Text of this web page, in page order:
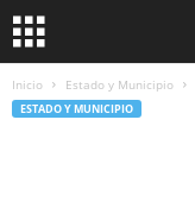
Inicio Estado y Municipio
ESTADO Y MUNICIPIO